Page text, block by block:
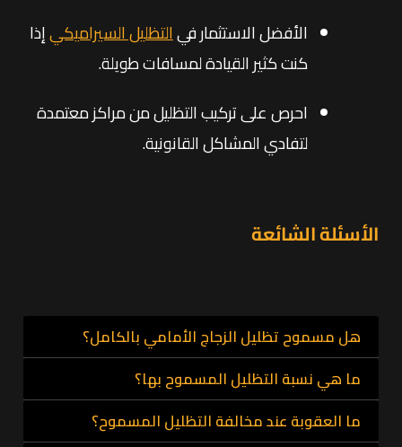
الأفضل الاستثمار فيالتظليل السيراميكيإذا
كنت كثير القيادة لمسافات طويلة.
احرص على تركيب التظليل من مراكز معتمدة
لتفادي المشاكل القانونية.
الأسئلة الشائعة
هل مسموح تظليل الزجاج الأمامي بالكامل؟
وفق أنظمة المرور السعودية 2025.
ما هي نسبة التظليل المسموح بها؟
النسبة المسموح بها تتراوح بين 30% و35% على الزجاجما العقوبة عند مخالفة التظليل المسموح؟